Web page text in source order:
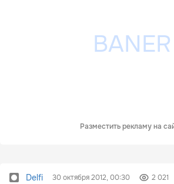
Разместить рекламу на
Delfi 30 октября 2012, 00:30 2 021